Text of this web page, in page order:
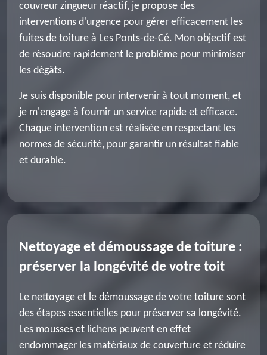
couvreur zingueur réactif, je propose des
interventions d'urgence pour gérer efficacement les
fuites de toiture à Les Ponts-de-Cé. Mon objectif est
de résoudre rapidement le problème pour minimiser
les dégâts.
Je suis disponible pour intervenir à tout moment, et
je m'engage à fournir un service rapide et efficace.
Chaque intervention est réalisée en respectant les
normes de sécurité, pour garantir un résultat fiable
et durable.
Nettoyage et démoussage de toiture :
préserver la longévité de votre toit
Le nettoyage et le démoussage de votre toiture sont
des étapes essentielles pour préserver sa longévité.
Les mousses et lichens peuvent en effet
endommager les matériaux de couverture et réduire